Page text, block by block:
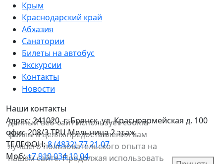
Крым
Краснодарский край
Абхазия
Санатории
Билеты на автобус
Экскурсии
Контакты
Новости
Наши контакты
Адрес:241020, г. Брянск, ул. Красноармейская д. 100
офис 208/3 ТРЦ Мельница 2 этаж
ТЕЛЕФОН:8 (4832) 77 21 07
Моб:+7 910 034 10 04
Данный веб-сайт использует cookie-
файлы в целях предоставления вам
лучшего пользовательского опыта на
нашем сайте. Продолжая использовать